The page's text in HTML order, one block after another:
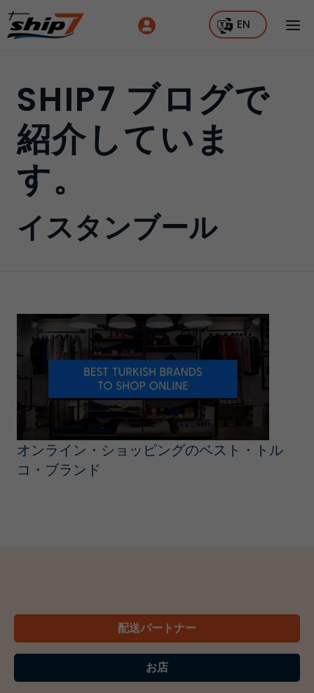
EN
SHIP7 ブログで
紹介していま
す。
イスタンブール
オンライン・ショッピングのベスト・トル
コ・ブランド
配送パートナー
お店